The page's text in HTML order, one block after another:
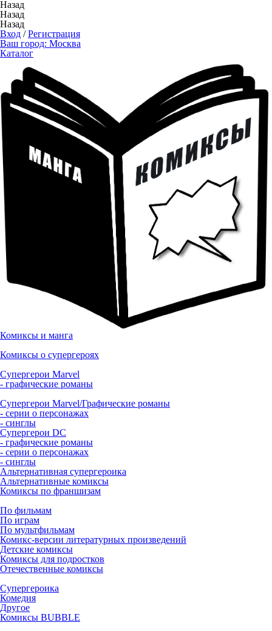
Назад
Назад
Назад
Вход /Регистрация
Ваш город: Москва
Каталог
Комиксы и манга
Комиксы о супергероях
Супергерои Marvel
- графические романы
Супергерои Marvel/Графические романы
- серии о персонажах
- синглы
Супергерои DC
- графические романы
- серии о персонажах
- синглы
Альтернативная супергероика
Альтернативные комиксы
Комиксы по франшизам
По фильмам
По играм
По мультфильмам
Комикс-версии литературных произведений
Детские комиксы
Комиксы для подростков
Отечественные комиксы
Супергероика
Комедия
Другое
Комиксы BUBBLE